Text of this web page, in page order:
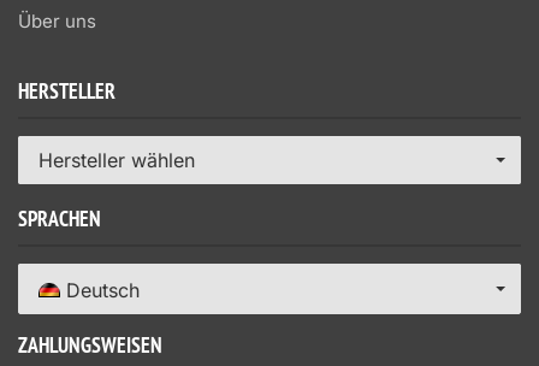
Über uns
HERSTELLER
Hersteller wählen
SPRACHEN
Deutsch
ZAHLUNGSWEISEN